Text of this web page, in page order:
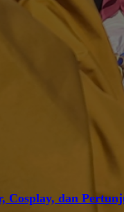
Cosplay, dan